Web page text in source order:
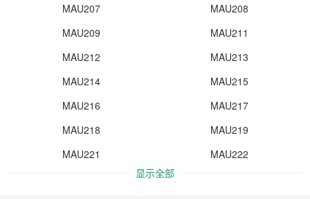
MAU207
MAU208
MAU209
MAU211
MAU212
MAU213
MAU214
MAU215
MAU216
MAU217
MAU218
MAU219
MAU221
MAU222
显示全部